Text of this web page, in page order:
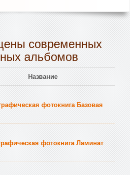
современных
альбомов
Название
фотокнига Базовая
фотокнига Ламинат